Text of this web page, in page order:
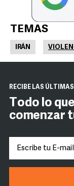
TEMAS
IRÁN
RECIBE LAS
Todo lo
comenzar